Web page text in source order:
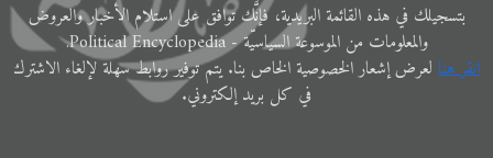
ﺑﺘﺴﺠﻴﻠﻚ في ﻫﺬﻩ اﻟﻘﺎﺋﻤﺔ البريدية، فإنَّك ﺗﻮاﻓﻖ ﻋﻠﻰ اﺳﺘﻼم اﻷﺧﺒﺎر واﻟﻌﺮوض
والمعلوﻣﺎت ﻣﻦ الموسوعة اﻟﺴﻴﺎﺳﻴّﺔ - Political Encyclopedia.
اﻧﻘﺮ ﻫﻨﺎ ﻟﻌﺮض إﺷﻌﺎر الخصوصية الخاص ﺑﻨﺎ. ﻳﺘﻢ ﺗﻮفير رواﺑﻂ ﺳﻬﻠﺔ لإﻟﻐﺎء الاشترك
في ﻛﻞ ﺑﺮﻳﺪ إلكتروني.